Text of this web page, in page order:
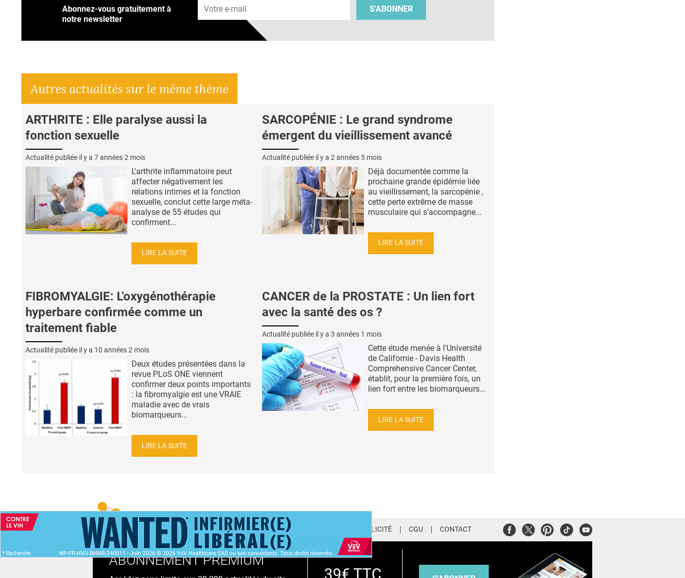
Abonnez-vous gratuitement à
notre newsletter
S'ABONNER
Autres actualités sur le même thème
ARTHRITE : Elle paralyse aussi la
fonction sexuelle
Actualité publiée il y a 7 années 2 mois
L'arthrite inflammatoire peut
affecter négativement les
relations intimes et la fonction
sexuelle, conclut cette large méta-
analyse de 55 études qui
confirment...
LIRE LA SUITE
SARCOPÉNIE : Le grand syndrome
émergent du vieillissement avancé
Actualité publiée il y a 2 années 5 mois
Déjà documentée comme la
prochaine grande épidémie liée
au vieillissement, la sarcopénie ,
cette perte extrême de masse
musculaire qui s’accompagne...
LIRE LA SUITE
FIBROMYALGIE: L'oxygénothérapie
hyperbare confirmée comme un
traitement fiable
Actualité publiée il y a 10 années 2 mois
Deux études présentées dans la
revue PLoS ONE viennent
confirmer deux points importants
: la fibromyalgie est une VRAIE
maladie avec de vrais
biomarqueurs...
LIRE LA SUITE
CANCER de la PROSTATE : Un lien fort
avec la santé des os ?
Actualité publiée il y a 3 années 1 mois
Cette étude menée à l'Université
de Californie - Davis Health
Comprehensive Cancer Center,
établit, pour la première fois, un
lien fort entre les biomarqueurs...
LIRE LA SUITE
ACCUEIL NEWSLETTER QUI SOMMES-NOUS ? PUBLICITÉ CGU CONTACT FacebookTwitterPinterest
TiktokYoutube
ABONNEMENT PREMIUM
39€ TTC